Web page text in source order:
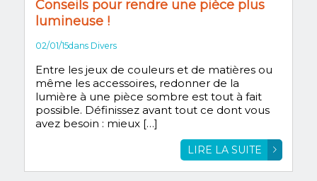
Conseils pour rendre une pièce plus
lumineuse !
02/01/15dans Divers
Entre les jeux de couleurs et de matières ou
même les accessoires, redonner de la
lumière à une pièce sombre est tout à fait
possible. Définissez avant tout ce dont vous
avez besoin : mieux […]
LIRE LA SUITE